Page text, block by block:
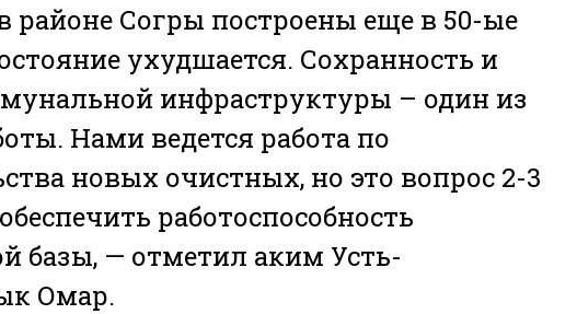
районе Согры построены еще в 50-ые
ухудшается. Сохранность и
инфраструктуры – один из
Нами ведется работа по
новых очистных, но это вопрос 2-3
работоспособность
базы, — отметил аким Усть-
Омар.